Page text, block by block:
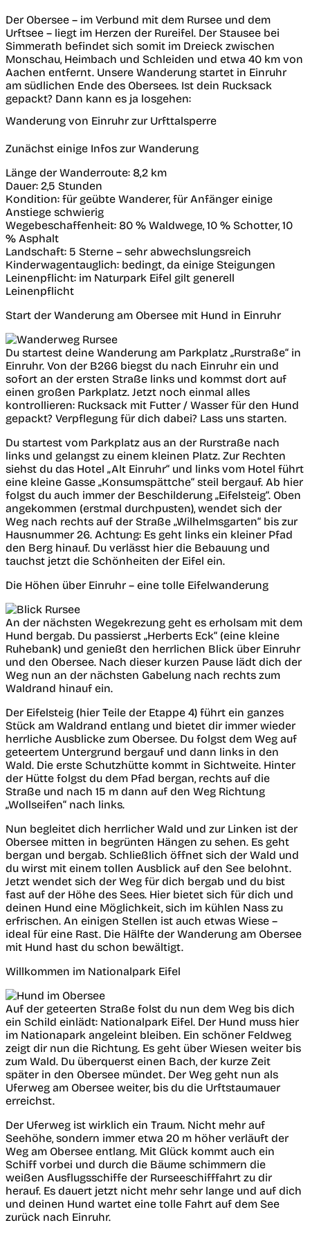
Der Obersee – im Verbund mit dem Rursee und dem
Urftsee – liegt im Herzen der Rureifel. Der Stausee bei
Simmerath befindet sich somit im Dreieck zwischen
Monschau, Heimbach und Schleiden und etwa 40 km von
Aachen entfernt. Unsere Wanderung startet in Einruhr
am südlichen Ende des Obersees. Ist dein Rucksack
gepackt? Dann kann es ja losgehen:
Wanderung von Einruhr zur Urfttalsperre
Zunächst einige Infos zur Wanderung
Länge der Wanderroute: 8,2 km
Dauer: 2,5 Stunden
Kondition: für geübte Wanderer, für Anfänger einige
Anstiege schwierig
Wegebeschaffenheit: 80 % Waldwege, 10 % Schotter, 10
% Asphalt
Landschaft: 5 Sterne – sehr abwechslungsreich
Kinderwagentauglich: bedingt, da einige Steigungen
Leinenpflicht: im Naturpark Eifel gilt generell
Leinenpflicht
Start der Wanderung am Obersee mit Hund in Einruhr
Du startest deine Wanderung am Parkplatz „Rurstraße“ in
Einruhr. Von der B266 biegst du nach Einruhr ein und
sofort an der ersten Straße links und kommst dort auf
einen großen Parkplatz. Jetzt noch einmal alles
kontrollieren: Rucksack mit Futter / Wasser für den Hund
gepackt? Verpflegung für dich dabei? Lass uns starten.
Du startest vom Parkplatz aus an der Rurstraße nach
links und gelangst zu einem kleinen Platz. Zur Rechten
siehst du das Hotel „Alt Einruhr“ und links vom Hotel führt
eine kleine Gasse „Konsumspättche“ steil bergauf. Ab hier
folgst du auch immer der Beschilderung „Eifelsteig“. Oben
angekommen (erstmal durchpusten), wendet sich der
Weg nach rechts auf der Straße „Wilhelmsgarten“ bis zur
Hausnummer 26. Achtung: Es geht links ein kleiner Pfad
den Berg hinauf. Du verlässt hier die Bebauung und
tauchst jetzt die Schönheiten der Eifel ein.
Die Höhen über Einruhr – eine tolle Eifelwanderung
An der nächsten Wegekrezung geht es erholsam mit dem
Hund bergab. Du passierst „Herberts Eck“ (eine kleine
Ruhebank) und genießt den herrlichen Blick über Einruhr
und den Obersee. Nach dieser kurzen Pause lädt dich der
Weg nun an der nächsten Gabelung nach rechts zum
Waldrand hinauf ein.
Der Eifelsteig (hier Teile der Etappe 4) führt ein ganzes
Stück am Waldrand entlang und bietet dir immer wieder
herrliche Ausblicke zum Obersee. Du folgst dem Weg auf
geteertem Untergrund bergauf und dann links in den
Wald. Die erste Schutzhütte kommt in Sichtweite. Hinter
der Hütte folgst du dem Pfad bergan, rechts auf die
Straße und nach 15 m dann auf den Weg Richtung
„Wollseifen“ nach links.
Nun begleitet dich herrlicher Wald und zur Linken ist der
Obersee mitten in begrünten Hängen zu sehen. Es geht
bergan und bergab. Schließlich öffnet sich der Wald und
du wirst mit einem tollen Ausblick auf den See belohnt.
Jetzt wendet sich der Weg für dich bergab und du bist
fast auf der Höhe des Sees. Hier bietet sich für dich und
deinen Hund eine Möglichkeit, sich im kühlen Nass zu
erfrischen. An einigen Stellen ist auch etwas Wiese –
ideal für eine Rast. Die Hälfte der Wanderung am Obersee
mit Hund hast du schon bewältigt.
Willkommen im Nationalpark Eifel
Auf der geteerten Straße folst du nun dem Weg bis dich
ein Schild einlädt: Nationalpark Eifel. Der Hund muss hier
im Nationapark angeleint bleiben. Ein schöner Feldweg
zeigt dir nun die Richtung. Es geht über Wiesen weiter bis
zum Wald. Du überquerst einen Bach, der kurze Zeit
später in den Obersee mündet. Der Weg geht nun als
Uferweg am Obersee weiter, bis du die Urftstaumauer
erreichst.
Der Uferweg ist wirklich ein Traum. Nicht mehr auf
Seehöhe, sondern immer etwa 20 m höher verläuft der
Weg am Obersee entlang. Mit Glück kommt auch ein
Schiff vorbei und durch die Bäume schimmern die
weißen Ausflugsschiffe der Rurseeschifffahrt zu dir
herauf. Es dauert jetzt nicht mehr sehr lange und auf dich
und deinen Hund wartet eine tolle Fahrt auf dem See
zurück nach Einruhr.